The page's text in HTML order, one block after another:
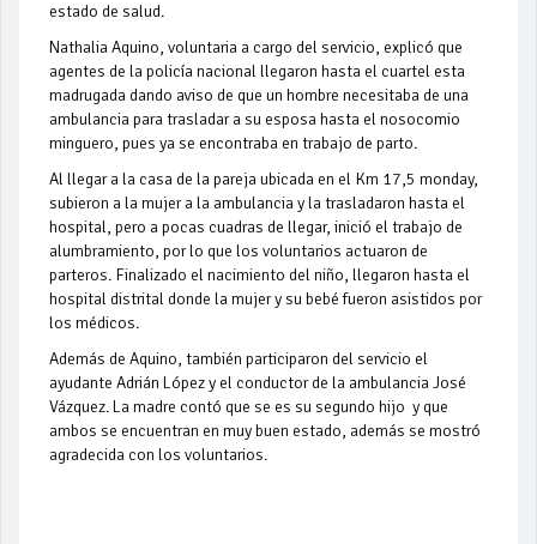
estado de salud.
Nathalia Aquino, voluntaria a cargo del servicio, explicó que
agentes de la policía nacional llegaron hasta el cuartel esta
madrugada dando aviso de que un hombre necesitaba de una
ambulancia para trasladar a su esposa hasta el nosocomio
minguero, pues ya se encontraba en trabajo de parto.
Al llegar a la casa de la pareja ubicada en el Km 17,5 monday,
subieron a la mujer a la ambulancia y la trasladaron hasta el
hospital, pero a pocas cuadras de llegar, inició el trabajo de
alumbramiento, por lo que los voluntarios actuaron de
parteros. Finalizado el nacimiento del niño, llegaron hasta el
hospital distrital donde la mujer y su bebé fueron asistidos por
los médicos.
Además de Aquino, también participaron del servicio el
ayudante Adrián López y el conductor de la ambulancia José
Vázquez. La madre contó que se es su segundo hijo y que
ambos se encuentran en muy buen estado, además se mostró
agradecida con los voluntarios.